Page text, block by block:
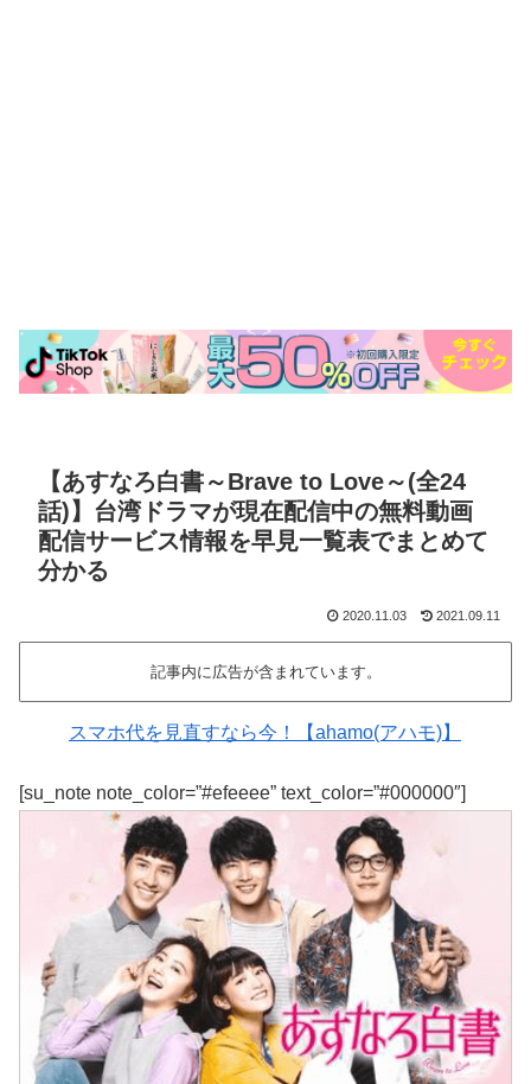
【あすなろ白書～Brave to Love～(全24
話)】台湾ドラマが現在配信中の無料動画
配信サービス情報を早見一覧表でまとめて
分かる
2020.11.03 2021.09.11
記事内に広告が含まれています。
スマホ代を見直すなら今！【ahamo(アハモ)】
[su_note note_color=”#efeeee” text_color=”#000000″]